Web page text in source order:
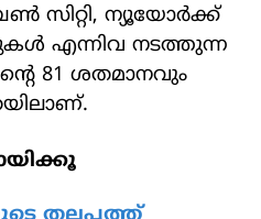
സിറ്റി, ന്യൂയോര്‍ക്ക്
എന്നിവ നടത്തുന്ന
81 ശതമാനവും